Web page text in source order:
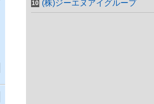
(株)ジーエヌアイグループ